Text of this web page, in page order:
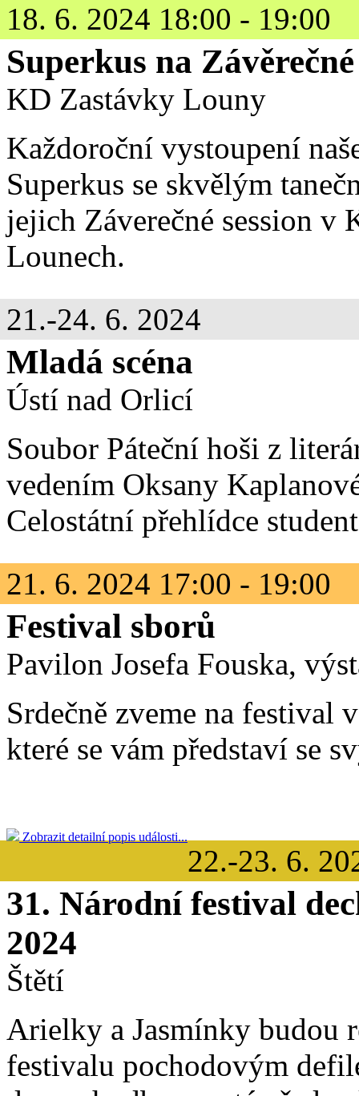
18. 6. 2024 18:00 - 19:00
Superkus na
KD Zastávky Louny
Každoroční vystoupení
Superkus se skvělým
jejich Záverečné session v
Lounech.
21.-24. 6. 2024
Mladá scéna
Ústí nad Orlicí
Soubor Páteční hoši z
vedením Oksany
Celostátní přehlídce
21. 6. 2024 17:00 - 19:00
Festival sborů
Pavilon Josefa Fouska,
Srdečně zveme na festival
které se vám představí se
Zobrazit detailní popis události...
22.-23. 6.
31. Národní festival
2024
Štětí
Arielky a Jasmínky budou
festivalu pochodovým